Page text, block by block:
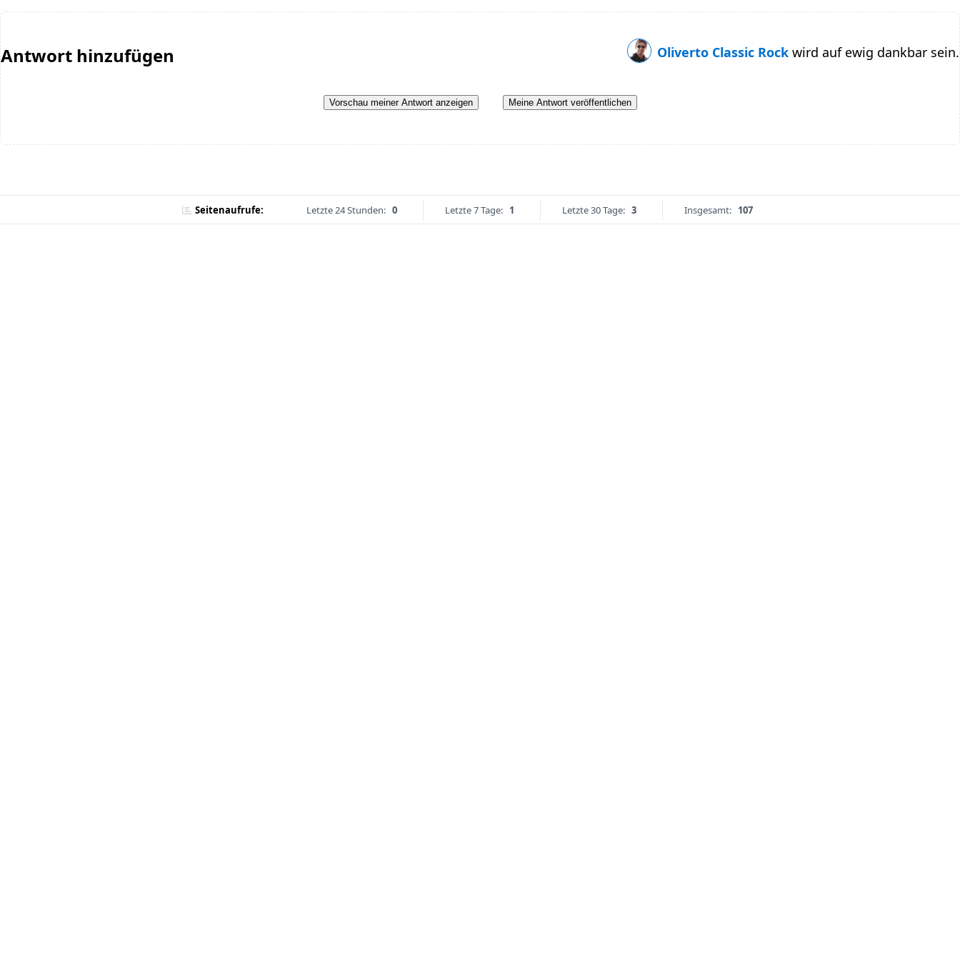
Antwort hinzufügen Oliverto Classic Rock wird auf ewig dankbar sein.
Vorschau meiner Antwort anzeigen Meine Antwort veröffentlichen
Seitenaufrufe: Letzte 24 Stunden: 0 Letzte 7 Tage: 1 Letzte 30 Tage: 3 Insgesamt: 107